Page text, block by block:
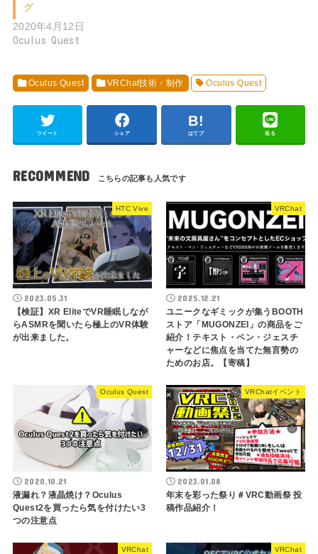
グ
2020年4月12日
Oculus Quest
Oculus Quest VRChat技術・制作 Oculus Quest
ツイート シェア はてブ 送る
RECOMMEND
HTC Vive
2023.05.31
【検証】XR EliteでVR睡眠しなが
らASMRを聞いたら極上のVR体験
が出来ました。
VRChat
2025.12.21
ユニークなギミックが集うBOOTH
ストア「MUGONZEI」の商品をご
紹介！テキスト・ペン・ジェスチ
ャーなどに焦点を当てた無言勢の
ためのお店。【寄稿】
Oculus Quest
2020.10.21
液漏れ？液晶焼け？Oculus
Quest2を買ったら気を付けたい3
つの注意点
VRChatイベント
2023.01.08
年末を彩った祭り＃VRC動画祭 投
稿作品紹介！
VRChat VRChat